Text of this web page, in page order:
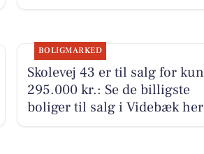
BOLIGMARKED
Skolevej 43 er til salg for kun
295.000 kr.: Se de billigste
boliger til salg i Videbæk her